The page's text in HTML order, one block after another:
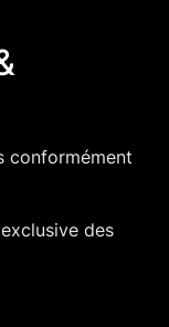
conformément
des